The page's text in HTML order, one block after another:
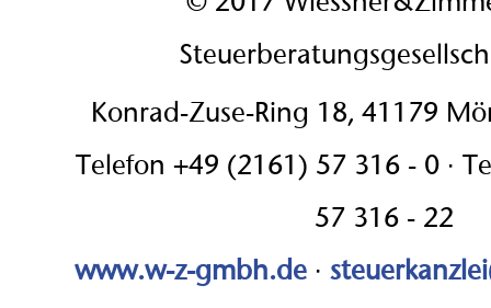
Konrad-Zuse-Ring 18, 41179
Telefon +49 (2161) 57 316 - 0 ·
57 316 - 22
www.w-z-gmbh.de·